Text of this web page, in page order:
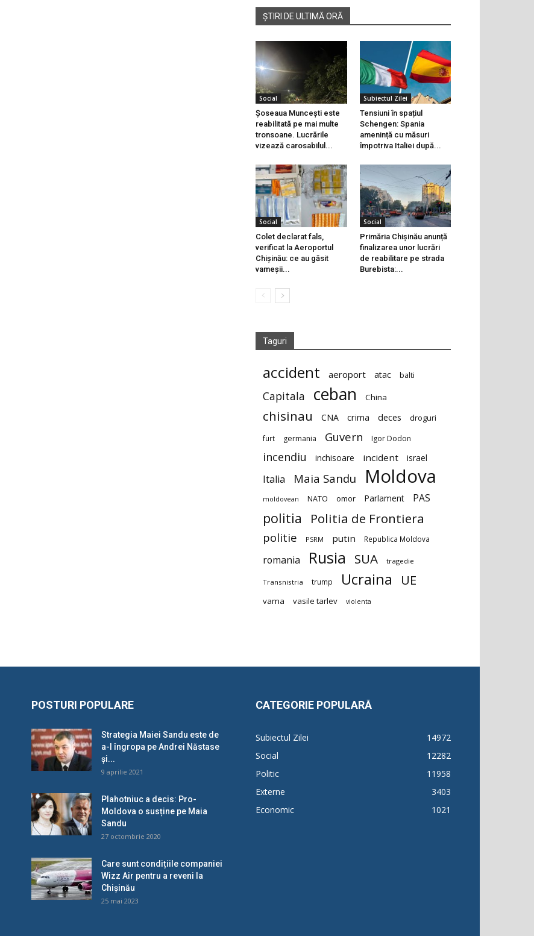
ȘTIRI DE ULTIMĂ ORĂ
Social
Șoseaua Muncești este
reabilitată pe mai multe
tronsoane. Lucrările
vizează carosabilul...
Subiectul Zilei
Tensiuni în spațiul
Schengen: Spania
amenință cu măsuri
împotriva Italiei după...
Social
Colet declarat fals,
verificat la Aeroportul
Chișinău: ce au găsit
vameșii...
Social
Primăria Chișinău anunță
finalizarea unor lucrări
de reabilitare pe strada
Burebista:...
Taguri
accident aeroport atac balti
Capitala ceban China
chisinau CNA crima deces droguri
furt germania Guvern Igor Dodon
incendiu inchisoare incident israel
Italia Maia Sandu Moldova
moldovean NATO omor Parlament PAS
politia Politia de Frontiera
politie PSRM putin Republica Moldova
romania Rusia SUA tragedie
Transnistria trump Ucraina UE
vama vasile tarlev violenta
POSTURI POPULARE
Strategia Maiei Sandu este de
a-l îngropa pe Andrei Năstase
și...
9 aprilie 2021
Plahotniuc a decis: Pro-
Moldova o susține pe Maia
Sandu
27 octombrie 2020
Care sunt condițiile companiei
Wizz Air pentru a reveni la
Chișinău
25 mai 2023
CATEGORIE POPULARĂ
Subiectul Zilei
14972
Social
12282
Politic
11958
Externe
3403
Economic
1021